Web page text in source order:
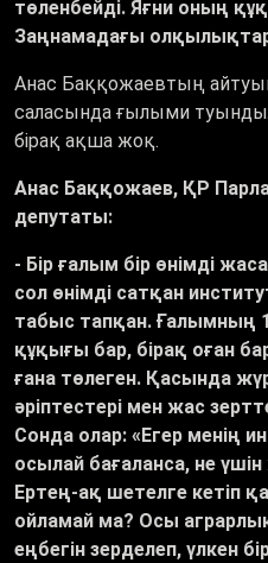
төленбейді. Яғни оның
Заңнамадағы
Анас Баққожаевтың
саласында ғылыми
бірақ ақша жоқ.
Анас Баққожаев, ҚР
депутаты:
- Бір ғалым бір өнімді
сол өнімді сатқан
табыс тапқан. Ғалымның
құқығы бар, бірақ оған
ғана төлеген. Қасында
әріптестері мен жас
Сонда олар: «Егер менің
осылай бағаланса, не
Ертең-ақ шетелге кетіп
ойламай ма? Осы
еңбегін зерделеп, үлкен